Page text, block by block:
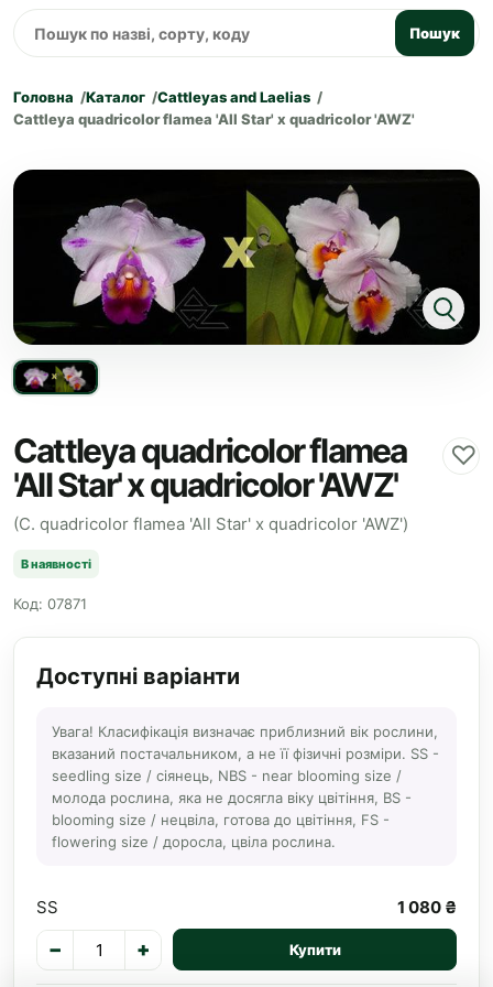
Пошук
Головна Каталог
Cattleyas and Laelias
Cattleya quadricolor flamea 'All Star' x quadricolor 'AWZ'
Cattleya quadricolor flamea
'All Star' x quadricolor 'AWZ'
♡
(C. quadricolor flamea 'All Star' x quadricolor 'AWZ')
В наявності
Код: 07871
Доступні варіанти
Увага! Класифікація визначає приблизний вік рослини,
вказаний постачальником, а не її фізичні розміри. SS -
seedling size / сіянець, NBS - near blooming size /
молода рослина, яка не досягла віку цвітіння, BS -
blooming size / нецвіла, готова до цвітіння, FS -
flowering size / доросла, цвіла рослина.
SS 1 080 ₴
− + Купити